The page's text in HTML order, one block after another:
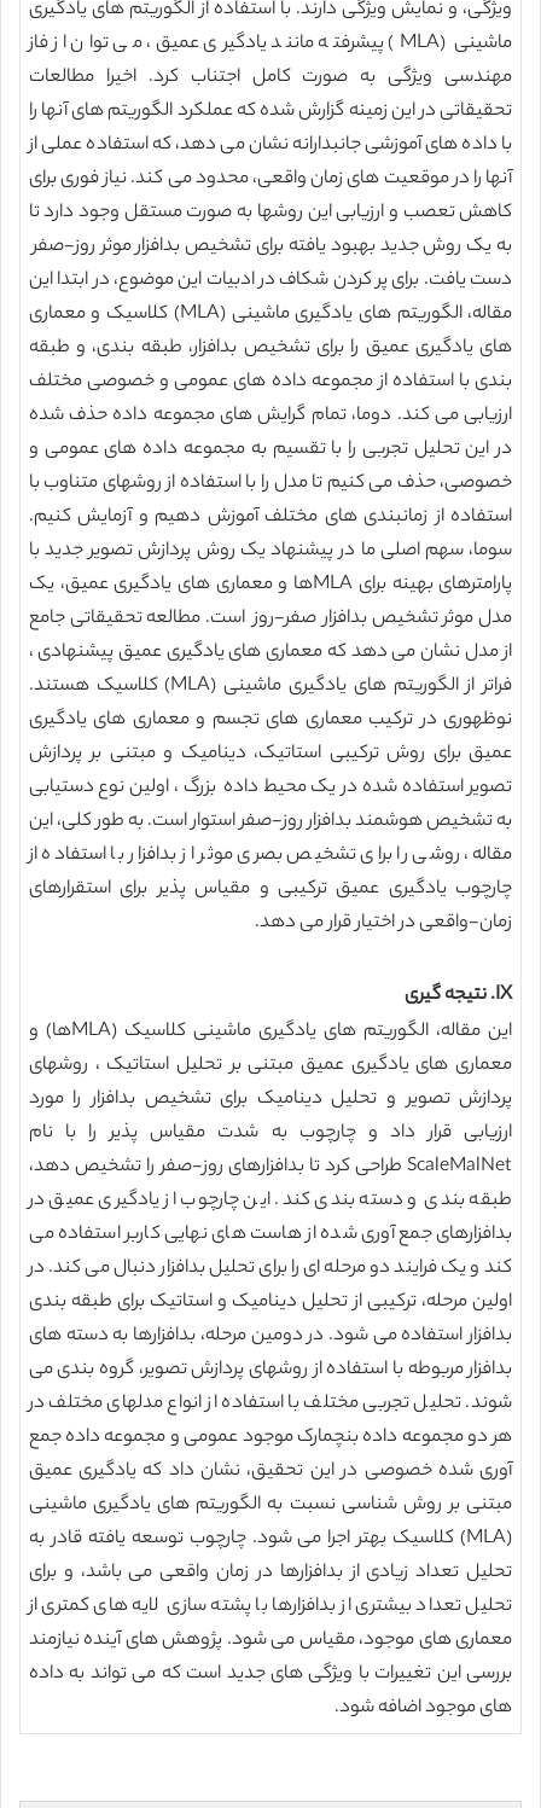
ویژگی، و نمایش ویژگی دارند. با استفاده از الگوریتم های یادگیری
ماشینی (MLA) پیشرفته مانند یادگیری عمیق، می توان از فاز
مهندسی ویژگی به صورت کامل اجتناب کرد. اخیرا مطالعات
تحقیقاتی در این زمینه گزارش شده که عملکرد الگوریتم های آنها را
با داده های آموزشی جانبدارانه نشان می دهد، که استفاده عملی از
آنها را در موقعیت های زمان واقعی، محدود می کند. نیاز فوری برای
کاهش تعصب و ارزیابی این روشها به صورت مستقل وجود دارد تا
به یک روش جدید بهبود یافته برای تشخیص بدافزار موثر روز-صفر
دست یافت. برای پر کردن شکاف در ادبیات این موضوع، در ابتدا این
مقاله، الگوریتم های یادگیری ماشینی (MLA) کلاسیک و معماری
های یادگیری عمیق را برای تشخیص بدافزار، طبقه بندی، و طبقه
بندی با استفاده از مجموعه داده های عمومی و خصوصی مختلف
ارزیابی می کند. دوما، تمام گرایش های مجموعه داده حذف شده
در این تحلیل تجربی را با تقسیم به مجموعه داده های عمومی و
خصوصی، حذف می کنیم تا مدل را با استفاده از روشهای متناوب با
استفاده از زمانبندی های مختلف آموزش دهیم و آزمایش کنیم.
سوما، سهم اصلی ما در پیشنهاد یک روش پردازش تصویر جدید با
پارامترهای بهینه برای MLAها و معماری های یادگیری عمیق، یک
مدل موثر تشخیص بدافزار صفر-روز است. مطالعه تحقیقاتی جامع
از مدل نشان می دهد که معماری های یادگیری عمیق پیشنهادی ،
فراتر از الگوریتم های یادگیری ماشینی (MLA) کلاسیک هستند.
نوظهوری در ترکیب معماری های تجسم و معماری های یادگیری
عمیق برای روش ترکیبی استاتیک، دینامیک و مبتنی بر پردازش
تصویر استفاده شده در یک محیط داده بزرگ ، اولین نوع دستیابی
به تشخیص هوشمند بدافزار روز-صفر استوار است. به طور کلی، این
مقاله، روشی را برای تشخیص بصری موثر از بدافزار با استفاده از
چارچوب یادگیری عمیق ترکیبی و مقیاس پذیر برای استقرارهای
زمان-واقعی در اختیار قرار می دهد.
IX. نتیجه گیری
این مقاله، الگوریتم های یادگیری ماشینی کلاسیک (MLAها) و
معماری های یادگیری عمیق مبتنی بر تحلیل استاتیک ، روشهای
پردازش تصویر و تحلیل دینامیک برای تشخیص بدافزار را مورد
ارزیابی قرار داد و چارچوب به شدت مقیاس پذیر را با نام
ScaleMalNet طراحی کرد تا بدافزارهای روز-صفر را تشخیص دهد،
طبقه بندی و دسته بندی کند. این چارچوب از یادگیری عمیق در
بدافزارهای جمع آوری شده از هاست های نهایی کاربر استفاده می
کند و یک فرایند دو مرحله ای را برای تحلیل بدافزار دنبال می کند. در
اولین مرحله، ترکیبی از تحلیل دینامیک و استاتیک برای طبقه بندی
بدافزار استفاده می شود. در دومین مرحله، بدافزارها به دسته های
بدافزار مربوطه با استفاده از روشهای پردازش تصویر، گروه بندی می
شوند. تحلیل تجربی مختلف با استفاده از انواع مدلهای مختلف در
هر دو مجموعه داده بنچمارک موجود عمومی و مجموعه داده جمع
آوری شده خصوصی در این تحقیق، نشان داد که یادگیری عمیق
مبتنی بر روش شناسی نسبت به الگوریتم های یادگیری ماشینی
(MLA) کلاسیک بهتر اجرا می شود. چارچوب توسعه یافته قادر به
تحلیل تعداد زیادی از بدافزارها در زمان واقعی می باشد، و برای
تحلیل تعداد بیشتری از بدافزارها با پشته سازی لایه های کمتری از
معماری های موجود، مقیاس می شود. پژوهش های آینده نیازمند
بررسی این تغییرات با ویژگی های جدید است که می تواند به داده
های موجود اضافه شود.